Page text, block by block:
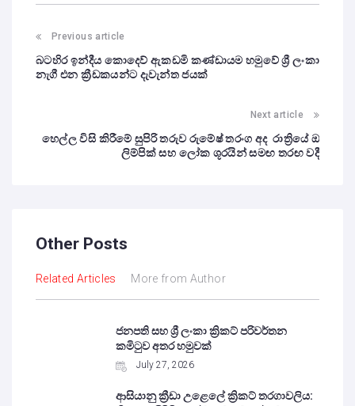
Previous article
බටහිර ඉන්දීය කොදෙව් ඇකඩමි කණ්ඩායම හමුවේ ශ්‍රී ලංකා
නැගී එන ක්‍රීඩකයන්ට දැවැන්ත ජයක්
Next article
හෙල්ල විසි කිරීමේ සුපිරි තරුව රුමේෂ් තරංග අද රාත්‍රියේ ඔ
ලිම්පික් සහ ලෝක ශූරයින් සමඟ තරඟ වදී
Other Posts
Related Articles More from Author
ජනපති සහ ශ්‍රී ලංකා ක්‍රිකට් පරිවර්තන
කමිටුව අතර හමුවක්
July 27, 2026
ආසියානු ක්‍රීඩා උළෙලේ ක්‍රිකට් තරගාවලිය: